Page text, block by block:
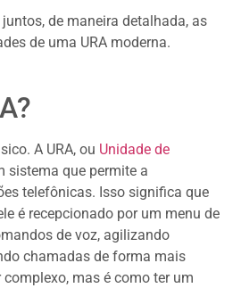
de maneira detalhada, as
de uma URA moderna.
A URA, ou Unidade de
sistema que permite a
telefônicas. Isso significa que
é recepcionado por um menu de
de voz, agilizando
chamadas de forma mais
mas é como ter um